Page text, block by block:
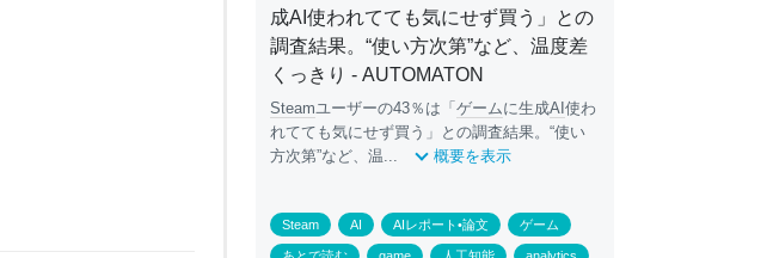
成AI使われてても気にせず買う」との
調査結果。“使い方次第”など、温度差
くっきり - AUTOMATON
Steamユーザーの43％は「 ゲームに生成AI 使わ
れてても気にせず買う」との調査結果。“使い
方次第”など、温...
概要を表示
Steam AI AIレポート•論文 ゲーム